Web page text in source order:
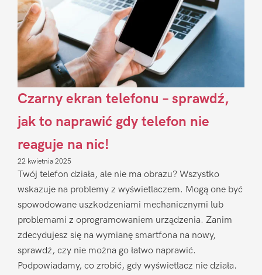
Czarny ekran telefonu – sprawdź,
jak to naprawić gdy telefon nie
reaguje na nic!
22 kwietnia 2025
Twój telefon działa, ale nie ma obrazu? Wszystko
wskazuje na problemy z wyświetlaczem. Mogą one być
spowodowane uszkodzeniami mechanicznymi lub
problemami z oprogramowaniem urządzenia. Zanim
zdecydujesz się na wymianę smartfona na nowy,
sprawdź, czy nie można go łatwo naprawić.
Podpowiadamy, co zrobić, gdy wyświetlacz nie działa.